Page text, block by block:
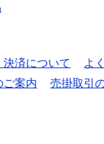
決済について
よ
ご案内 売掛取引